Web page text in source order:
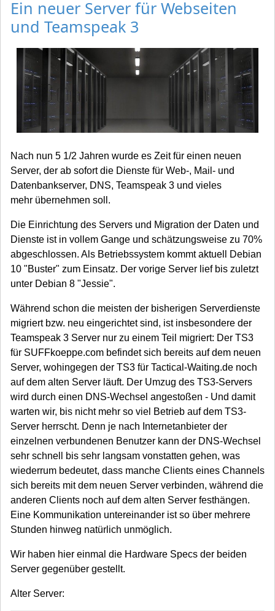
Ein neuer Server für Webseiten
und Teamspeak 3
Nach nun 5 1/2 Jahren wurde es Zeit für einen neuen
Server, der ab sofort die Dienste für Web-, Mail- und
Datenbankserver, DNS, Teamspeak 3 und vieles
mehr übernehmen soll.
Die Einrichtung des Servers und Migration der Daten und
Dienste ist in vollem Gange und schätzungsweise zu 70%
abgeschlossen. Als Betriebssystem kommt aktuell Debian
10 "Buster" zum Einsatz. Der vorige Server lief bis zuletzt
unter Debian 8 "Jessie".
Während schon die meisten der bisherigen Serverdienste
migriert bzw. neu eingerichtet sind, ist insbesondere der
Teamspeak 3 Server nur zu einem Teil migriert: Der TS3
für SUFFkoeppe.com befindet sich bereits auf dem neuen
Server, wohingegen der TS3 für Tactical-Waiting.de noch
auf dem alten Server läuft. Der Umzug des TS3-Servers
wird durch einen DNS-Wechsel angestoßen - Und damit
warten wir, bis nicht mehr so viel Betrieb auf dem TS3-
Server herrscht. Denn je nach Internetanbieter der
einzelnen verbundenen Benutzer kann der DNS-Wechsel
sehr schnell bis sehr langsam vonstatten gehen, was
wiederrum bedeutet, dass manche Clients eines Channels
sich bereits mit dem neuen Server verbinden, während die
anderen Clients noch auf dem alten Server festhängen.
Eine Kommunikation untereinander ist so über mehrere
Stunden hinweg natürlich unmöglich.
Wir haben hier einmal die Hardware Specs der beiden
Server gegenüber gestellt.
Alter Server: